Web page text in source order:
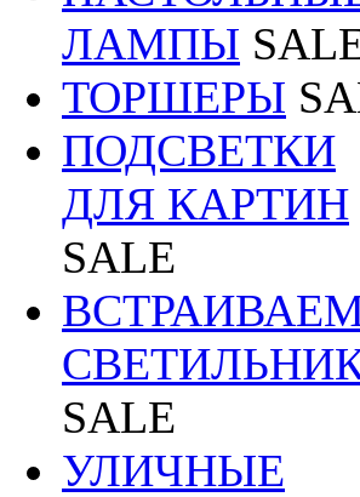
ЛАМПЫ
ТОРШЕРЫ
ПОДСВЕТКИ
ДЛЯ КАРТИН
SALE
SALE
УЛИЧНЫЕ